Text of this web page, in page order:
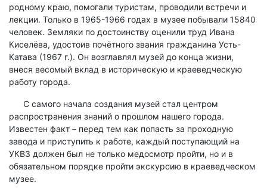
родному краю, помогали туристам, проводили встречи и
лекции. Только в 1965-1966 годах в музее побывали 15840
человек. Земляки по достоинству оценили труд Ивана
Киселёва, удостоив почётного звания гражданина Усть-
Катава (1967 г.). Он возглавлял музей до конца жизни,
внеся весомый вклад в историческую и краеведческую
работу города.
С самого начала создания музей стал центром
распространения знаний о прошлом нашего города.
Известен факт – перед тем как попасть за проходную
завода и приступить к работе, каждый поступающий на
УКВЗ должен был не только медосмотр пройти, но и в
обязательном порядке пройти экскурсию в краеведческом
музее.